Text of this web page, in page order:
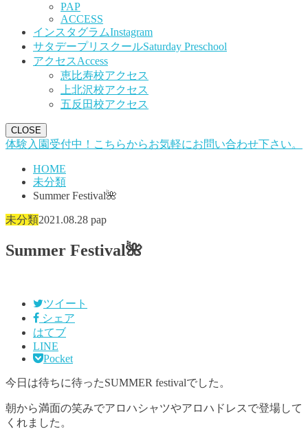
PAP
ACCESS
インスタグラムInstagram
サタデープリスクールSaturday Preschool
アクセスAccess
恵比寿校アクセス
上北沢校アクセス
五反田校アクセス
CLOSE
体験入園受付中！こちらからお気軽にお問い合わせ下さい。
HOME
未分類
Summer Festival🌺
未分類2021.08.28 pap
Summer Festival🌺
ツイート
シェア
はてブ
LINE
Pocket
今日は待ちに待ったSUMMER festivalでした。
朝から満面の笑みでアロハシャツやアロハドレスで登場して
くれました。